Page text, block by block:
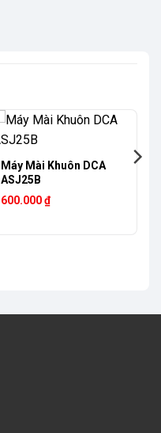
Máy Mài Khuôn DCA
ASJ25B
600.000₫